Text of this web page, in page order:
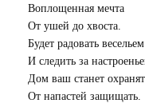
Воплощенная мечта
От ушей до хвоста.
Будет радовать весельем
И следить за
Дом ваш станет
От напастей защищать.